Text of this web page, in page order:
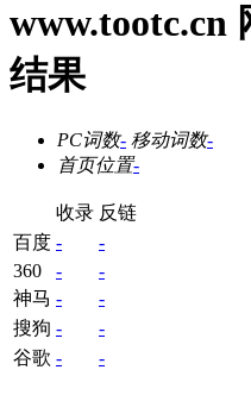
www.tootc.cn
结果
PC词数- 移动词数-
首页位置-
收录 反链
百度 -
-
360
-
-
神马 -
-
搜狗 -
-
谷歌 - -